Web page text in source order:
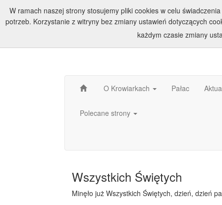
O Krowiarkach Pałac
Polecane strony
Wszystkich Świętych
Minęło już Wszystkich Świętych, dzień, dzień
W ramach naszej strony stosujemy pliki cookies w celu
potrzeb. Korzystanie z witryny bez zmiany ustawień dotyczących
każdym czasie zmiany